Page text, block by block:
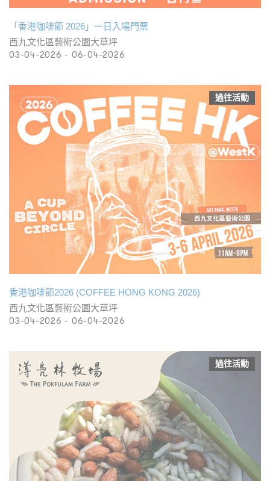
「香港咖啡節 2026」一日入場門票
西九文化區藝術公園大草坪
03-04-2026 - 06-04-2026
過往活動
香港咖啡節2026 (COFFEE HONG KONG 2026)
西九文化區藝術公園大草坪
03-04-2026 - 06-04-2026
過往活動